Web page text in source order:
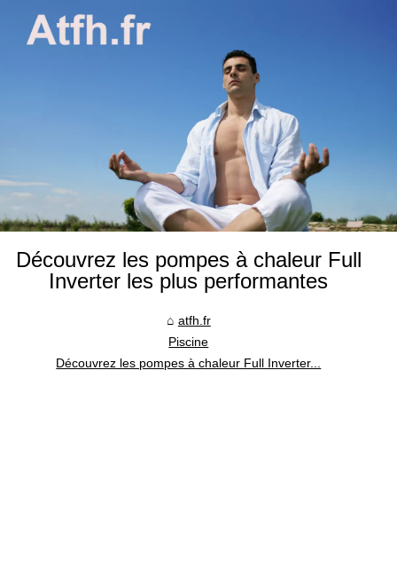
Découvrez les pompes à chaleur Full
Inverter les plus performantes
atfh.fr
Piscine
Découvrez les pompes à chaleur Full Inverter...